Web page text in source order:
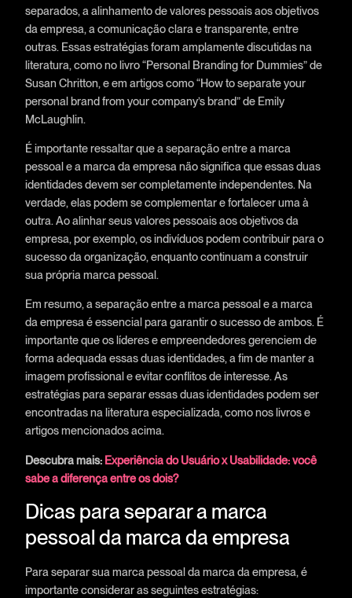
separados, a alinhamento de valores pessoais aos objetivos
da empresa, a comunicação clara e transparente, entre
outras. Essas estratégias foram amplamente discutidas na
literatura, como no livro “Personal Branding for Dummies” de
Susan Chritton, e em artigos como “How to separate your
personal brand from your company’s brand” de Emily
McLaughlin.
É importante ressaltar que a separação entre a marca
pessoal e a marca da empresa não significa que essas duas
identidades devem ser completamente independentes. Na
verdade, elas podem se complementar e fortalecer uma à
outra. Ao alinhar seus valores pessoais aos objetivos da
empresa, por exemplo, os indivíduos podem contribuir para o
sucesso da organização, enquanto continuam a construir
sua própria marca pessoal.
Em resumo, a separação entre a marca pessoal e a marca
da empresa é essencial para garantir o sucesso de ambos. É
importante que os líderes e empreendedores gerenciem de
forma adequada essas duas identidades, a fim de manter a
imagem profissional e evitar conflitos de interesse. As
estratégias para separar essas duas identidades podem ser
encontradas na literatura especializada, como nos livros e
artigos mencionados acima.
Descubra mais: Experiência do Usuário x Usabilidade: você
sabe a diferença entre os dois?
Dicas para separar a marca
pessoal da marca da empresa
Para separar sua marca pessoal da marca da empresa, é
importante considerar as seguintes estratégias: